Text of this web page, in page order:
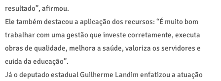
resultado”, afirmou.
Ele também destacou a aplicação dos recursos: “É muito bom
trabalhar com uma gestão que investe corretamente, executa
obras de qualidade, melhora a saúde, valoriza os servidores e
cuida da educação”.
Já o deputado estadual Guilherme Landim enfatizou a atuação